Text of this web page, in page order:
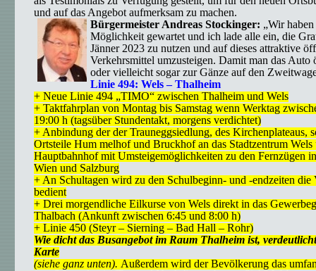
und auf das Angebot aufmerksam zu machen.
Bürgermeister Andreas Stockinger: „Wir
Möglichkeit gewartet und ich lade alle ein, die
Jänner 2023 zu nutzen und auf dieses attraktive
Verkehrsmittel umzusteigen. Damit man das Auto
oder vielleicht sogar zur Gänze auf den
Linie 494: Wels – Thalheim
+ Neue Linie 494 „TIMO“ zwischen Thalheim und Wels
+ Taktfahrplan von Montag bis Samstag wenn Werktag
19:00 h (tagsüber Stundentakt, morgens verdichtet)
+ Anbindung der der Trauneggsiedlung, des Kirchenplateaus,
Ortsteile Hum melhof und Bruckhof an das Stadtzentrum Wels
Hauptbahnhof mit Umsteigemöglichkeiten zu den Fernzügen
Wien und Salzburg
+ An Schultagen wird zu den Schulbeginn- und -endzeiten
bedient
+ Drei morgendliche Eilkurse von Wels direkt in das
Thalbach (Ankunft zwischen 6:45 und 8:00 h)
+ Linie 450 (Steyr – Sierning – Bad Hall – Rohr)
Wie dicht das Busangebot im Raum Thalheim ist,
Karte
(siehe ganz unten).Außerdem wird der Bevölkerung das